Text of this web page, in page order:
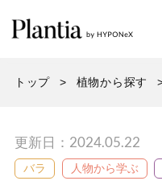
トップ 植物から探す
更新日：2024.05.22
バラ 人物から学ぶ